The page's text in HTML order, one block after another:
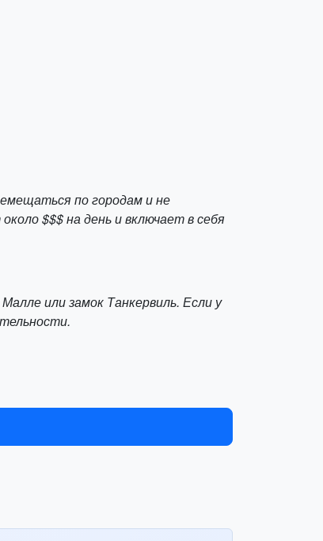
по городам и не
$$$ на день и включает в себя
или замок Танкервиль. Если у